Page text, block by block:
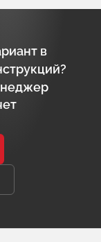
в